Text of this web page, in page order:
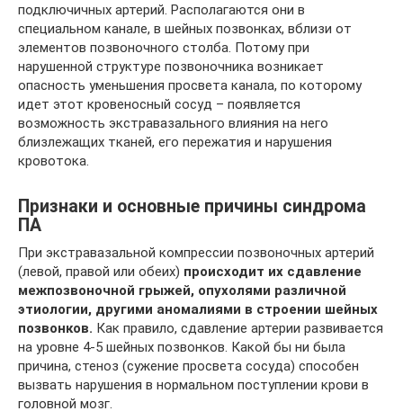
подключичных артерий. Располагаются они в
специальном канале, в шейных позвонках, вблизи от
элементов позвоночного столба. Потому при
нарушенной структуре позвоночника возникает
опасность уменьшения просвета канала, по которому
идет этот кровеносный сосуд – появляется
возможность экстравазального влияния на него
близлежащих тканей, его пережатия и нарушения
кровотока.
Признаки и основные причины синдрома
ПА
При экстравазальной компрессии позвоночных артерий
(левой, правой или обеих) происходит их сдавление
межпозвоночной грыжей, опухолями различной
этиологии, другими аномалиями в строении шейных
позвонков. Как правило, сдавление артерии развивается
на уровне 4-5 шейных позвонков. Какой бы ни была
причина, стеноз (сужение просвета сосуда) способен
вызвать нарушения в нормальном поступлении крови в
головной мозг.